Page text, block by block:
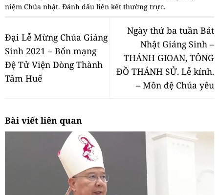
niệm Chúa nhật. Đánh dấu liên kết thường trực.
Đại Lễ Mừng Chúa Giáng
Sinh 2021 – Bổn mạng
Đệ Tử Viện Dòng Thành
Tâm Huế
Ngày thứ ba tuần Bát
Nhật Giáng Sinh –
THÁNH GIOAN, TÔNG
ĐỒ THÁNH SỬ. Lễ kính.
– Môn đệ Chúa yêu
Bài viết liên quan